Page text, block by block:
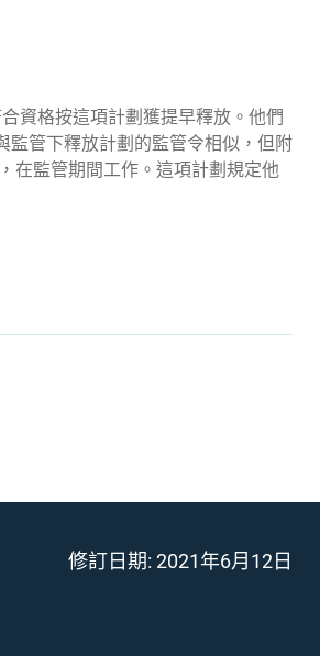
資格按這項計劃獲提早釋放。他們
監管下釋放計劃的監管令相似，但附
在監管期間工作。這項計劃規定他
修訂日期: 2021年6月12日